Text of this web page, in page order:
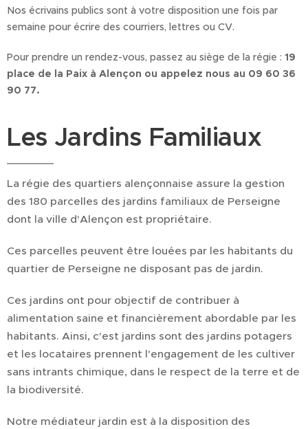
Nos écrivains publics sont à votre disposition une fois par
semaine pour écrire des courriers, lettres ou CV.
Pour prendre un rendez-vous, passez au siège de la régie : 19
place de la Paix à Alençon ou appelez nous au 09 60 36
90 77.
Les Jardins Familiaux
La régie des quartiers alençonnaise assure la gestion
des 180 parcelles des jardins familiaux de Perseigne
dont la ville d'Alençon est propriétaire.
Ces parcelles peuvent être louées par les habitants du
quartier de Perseigne ne disposant pas de jardin.
Ces jardins ont pour objectif de contribuer à
alimentation saine et financièrement abordable par les
habitants. Ainsi, c'est jardins sont des jardins potagers
et les locataires prennent l'engagement de les cultiver
sans intrants chimique, dans le respect de la terre et de
la biodiversité.
Notre médiateur jardin est à la disposition des